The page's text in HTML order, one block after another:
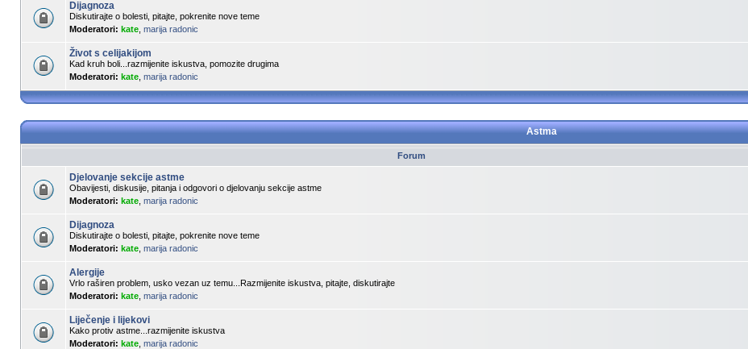
Dijagnoza
Diskutirajte o bolesti, pitajte, pokrenite nove teme
Moderatori: kate marija radonic
Život s celijakijom
Kad kruh boli...razmijenite iskustva, pomozite drugima
Moderatori: kate marija radonic
Astma
Forum
Djelovanje sekcije astme
Obavijesti, diskusije, pitanja i odgovori o djelovanju sekcije astme
Moderatori: kate marija radonic
Dijagnoza
Diskutirajte o bolesti, pitajte, pokrenite nove teme
Moderatori: kate marija radonic
Alergije
Vrlo raširen problem, usko vezan uz temu...Razmijenite iskustva, pitajte, diskutirajte
Moderatori: kate marija radonic
Liječenje i lijekovi
Kako protiv astme...razmijenite iskustva
Moderatori: kate marija radonic